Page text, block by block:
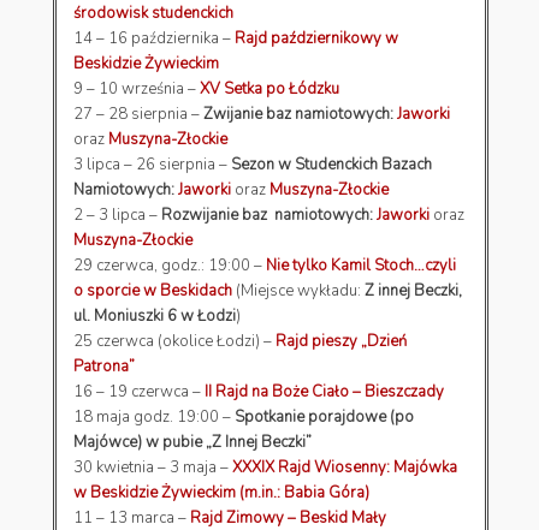
środowisk studenckich
14 – 16 października – Rajd październikowy w
Beskidzie Żywieckim
9 – 10 września –XV Setka po Łódzku
27 – 28 sierpnia –Zwijanie baz namiotowych:Jaworki
oraz Muszyna-Złockie
3 lipca – 26 sierpnia – Sezon w Studenckich Bazach
Namiotowych:Jaworki oraz Muszyna-Złockie
2 – 3 lipca – Rozwijanie baz namiotowych:Jaworki oraz
Muszyna-Złockie
29 czerwca, godz.: 19:00 – Nie tylko Kamil Stoch…czyli
o sporcie w Beskidach (Miejsce wykładu: Z innej Beczki,
ul. Moniuszki 6 w Łodzi)
25 czerwca (okolice Łodzi) – Rajd pieszy „Dzień
Patrona”
16 – 19 czerwca – II Rajd na Boże Ciało – Bieszczady
18 maja godz. 19:00 – Spotkanie porajdowe (po
Majówce) w pubie „Z Innej Beczki”
30 kwietnia – 3 maja –XXXIX Rajd Wiosenny: Majówka
w Beskidzie Żywieckim (m.in.: Babia Góra)
11 – 13 marca – Rajd Zimowy – Beskid Mały